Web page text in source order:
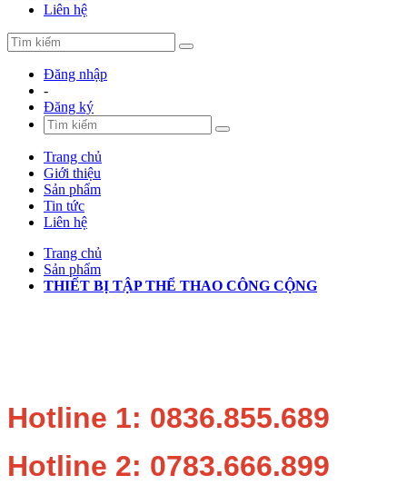
Liên hệ
Đăng nhập
-
Đăng ký
Trang chủ
Giới thiệu
Sản phẩm
Tin tức
Liên hệ
Trang chủ
Sản phẩm
THIẾT BỊ TẬP THỂ THAO CÔNG CỘNG
Hotline 1: 0836.855.689
Hotline 2: 0783.666.899